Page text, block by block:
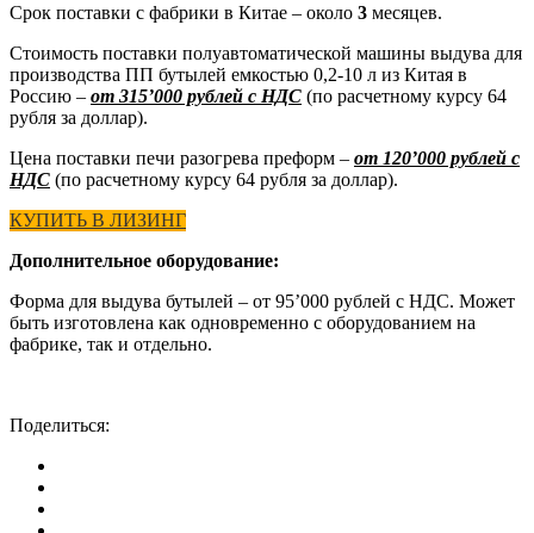
Срок поставки с фабрики в Китае – около 3 месяцев.
Стоимость поставки полуавтоматической машины выдува для
производства ПП бутылей емкостью 0,2-10 л из Китая в
Россию – от 315’000 рублей с НДС (по расчетному курсу 64
рубля за доллар).
Цена поставки печи разогрева преформ – от 120’000 рублей с
НДС (по расчетному курсу 64 рубля за доллар).
КУПИТЬ В ЛИЗИНГ
Дополнительное оборудование:
Форма для выдува бутылей – от 95’000 рублей с НДС. Может
быть изготовлена как одновременно с оборудованием на
фабрике, так и отдельно.
Поделиться: